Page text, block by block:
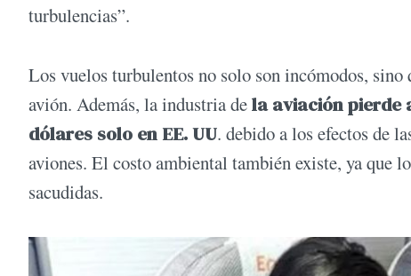
turbulencias”.
Los vuelos turbulentos no solo son incómodos, sino
avión. Además, la industria dela aviación pierde
dólares solo en EE. UU. debido a los efectos de
aviones. El costo ambiental también existe, ya que
sacudidas.